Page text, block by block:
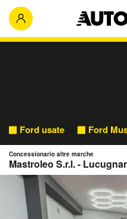
Ford usate Ford
Concessionario altre marche
Mastroleo S.r.l. -